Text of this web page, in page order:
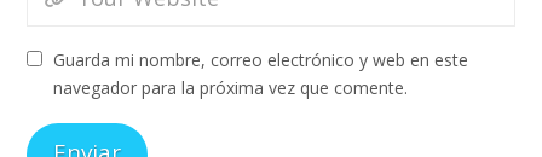
Guarda mi nombre, correo electrónico y web en este
navegador para la próxima vez que comente.